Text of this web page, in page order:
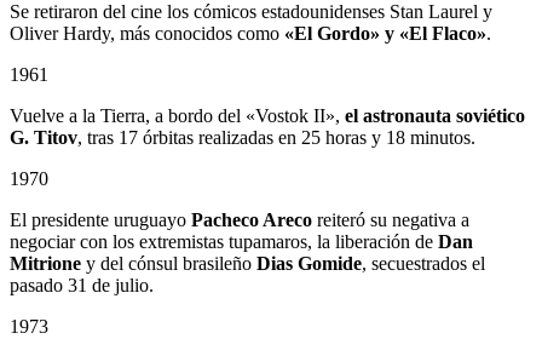
Se retiraron del cine los cómicos estadounidenses Stan Laurel y
Oliver Hardy, más conocidos como «El Gordo» y «El Flaco».
1961
Vuelve a la Tierra, a bordo del «Vostok II», el astronauta soviético
G. Titov, tras 17 órbitas realizadas en 25 horas y 18 minutos.
1970
El presidente uruguayo Pacheco Areco reiteró su negativa a
negociar con los extremistas tupamaros, la liberación de Dan
Mitrione y del cónsul brasileño Dias Gomide, secuestrados el
pasado 31 de julio.
1973